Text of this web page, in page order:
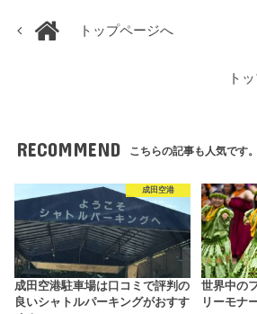
トップページへ
ト
RECOMMEND こちらの記事も人気です。
成田空港
成田空港駐車場は口コミで評判の
良いシャトルパーキングがおすす
世界中の
リーモナ